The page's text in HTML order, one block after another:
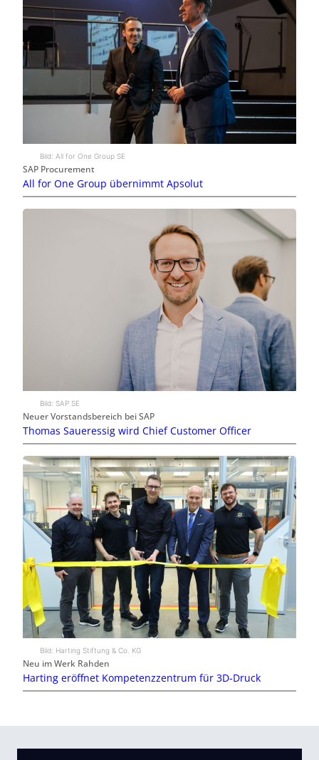
Bild: All for One Group SE
SAP Procurement
All for One Group übernimmt Apsolut
Bild: SAP SE
Neuer Vorstandsbereich bei SAP
Thomas Saueressig wird Chief Customer Officer
Bild: Harting Stiftung & Co. KG
Neu im Werk Rahden
Harting eröffnet Kompetenzzentrum für 3D-Druck